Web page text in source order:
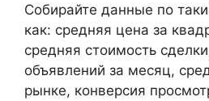
Собирайте данные по
как: средняя цена за
средняя стоимость
объявлений за месяц,
рынке, конверсия